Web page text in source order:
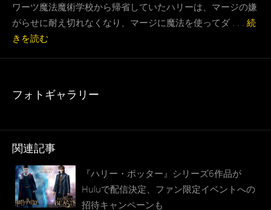
ワーツ魔法魔術学校から帰省していたハリーは、マージの嫌
がらせに耐え切れなくなり、マージに魔法を使ってダ . . . 続
きを読む
フォトギャラリー
関連記事
『ハリー・ポッター』シリーズ6作品が
Huluで配信決定、ファン限定イベントへの
招待キャンペーンも